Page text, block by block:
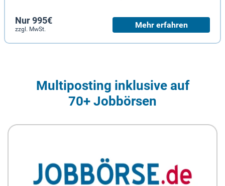
Nur 995€
zzgl. MwSt. Mehr erfahren
Multiposting inklusive auf
70+ Jobbörsen